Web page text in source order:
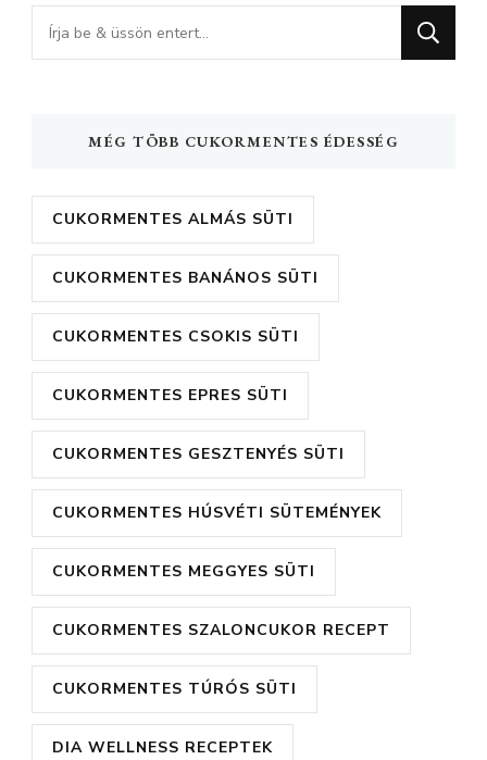
Keres
valamit?
MÉG TÖBB CUKORMENTES ÉDESSÉG
CUKORMENTES ALMÁS SÜTI
CUKORMENTES BANÁNOS SÜTI
CUKORMENTES CSOKIS SÜTI
CUKORMENTES EPRES SÜTI
CUKORMENTES GESZTENYÉS SÜTI
CUKORMENTES HÚSVÉTI SÜTEMÉNYEK
CUKORMENTES MEGGYES SÜTI
CUKORMENTES SZALONCUKOR RECEPT
CUKORMENTES TÚRÓS SÜTI
DIA WELLNESS RECEPTEK